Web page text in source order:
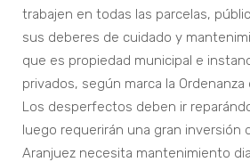
trabajen en todas las parcelas,
sus deberes de cuidado y
que es propiedad municipal e
privados, según marca la
Los desperfectos deben ir
luego requerirán una gran inversión
Aranjuez necesita mantenimiento